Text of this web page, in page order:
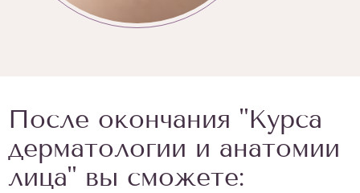
После окончания "Курса
дерматологии и анатомии
лица" вы сможете: